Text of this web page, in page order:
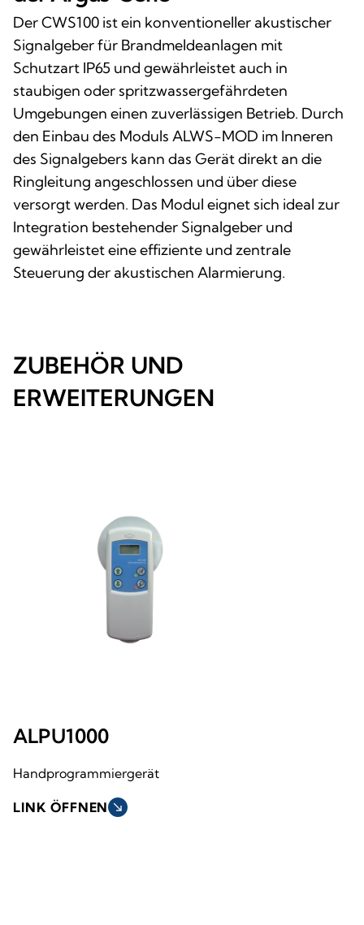
Der CWS100 ist ein konventioneller akustischer
Signalgeber für Brandmeldeanlagen mit
Schutzart IP65 und gewährleistet auch in
staubigen oder spritzwassergefährdeten
Umgebungen einen zuverlässigen Betrieb. Durch
den Einbau des Moduls ALWS-MOD im Inneren
des Signalgebers kann das Gerät direkt an die
Ringleitung angeschlossen und über diese
versorgt werden. Das Modul eignet sich ideal zur
Integration bestehender Signalgeber und
gewährleistet eine effiziente und zentrale
Steuerung der akustischen Alarmierung.
ZUBEHÖR UND
ERWEITERUNGEN
ALPU1000
Handprogrammiergerät
LINK ÖFFNEN south_east